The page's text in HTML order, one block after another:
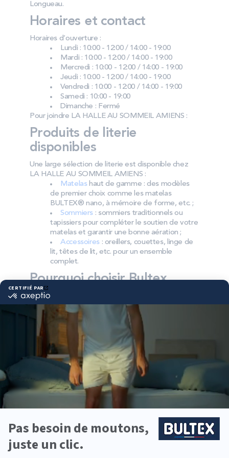
Longueau.
Horaires et contact
Horaires d’ouverture :
Lundi : 10:00 - 12:00 / 14:00 - 19:00
Mardi : 10:00 - 12:00 / 14:00 - 19:00
Mercredi : 10:00 - 12:00 / 14:00 - 19:00
Jeudi : 10:00 - 12:00 / 14:00 - 19:00
Vendredi : 10:00 - 12:00 / 14:00 - 19:00
Samedi : 10:00 - 19:00
Dimanche : Fermé
Pour joindre LA HALLE AU SOMMEIL AMIENS :
Produits de literie
disponibles
Une large sélection de literie est disponible chez
LA HALLE AU SOMMEIL AMIENS :
Matelashaut de gamme : des modèles
de premier choix comme les matelas
BULTEX® nano, à mémoire de forme, etc. ;
Sommiers : sommiers traditionnels ou
tapissiers pour compléter le soutien de votre
matelas et garantir une bonne aération ;
Accessoires: oreillers, couettes, linge de
lit, têtes de lit, etc. pour un ensemble
complet.
Pourquoi choisir Bultex
comme literie ?
Bultex est l’une des marques préférées des
Français et la plus détenue*. Son savoir‑faire et ses
technologies exclusives offrent des matelas
conçus pour durer, avec une attention portée au
confort et à l’hygiène.
La gamme couvre plusieurs fermetés pour
répondre à chaque morphologie. En associant votre
matelas Bultex à un sommier adapté, vous
optimisez le soutien, la ventilation et la longévité
Vous équipez un studio, une chambre d’enfant ou
la suite parentale ? La collection Bultex permet
d’aménager chaque pièce, avec des accessoires
*Marque la plus détenue : 18 599 personnes